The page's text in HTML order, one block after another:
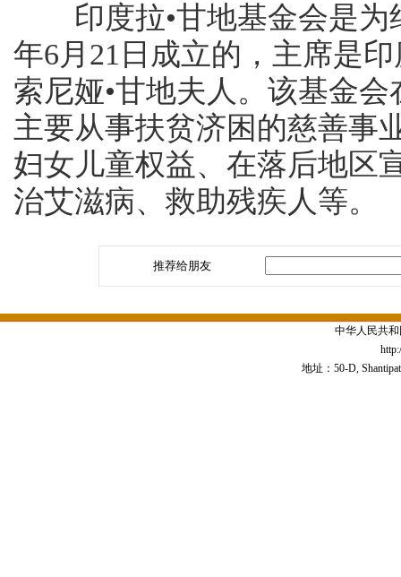
印度拉•甘地基金会是为
年6月21日成立的，主席是
索尼娅•甘地夫人。该基金
主要从事扶贫济困的慈善事
妇女儿童权益、在落后地区
治艾滋病、救助残疾人等。
推荐给朋友
中华人民共
地址：50-D,